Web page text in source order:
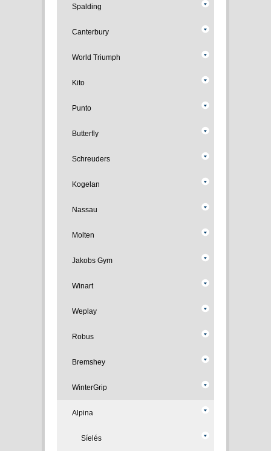
Spalding
Canterbury
World Triumph
Kito
Punto
Butterfly
Schreuders
Kogelan
Nassau
Molten
Jakobs Gym
Winart
Weplay
Robus
Bremshey
WinterGrip
Alpina
Síelés